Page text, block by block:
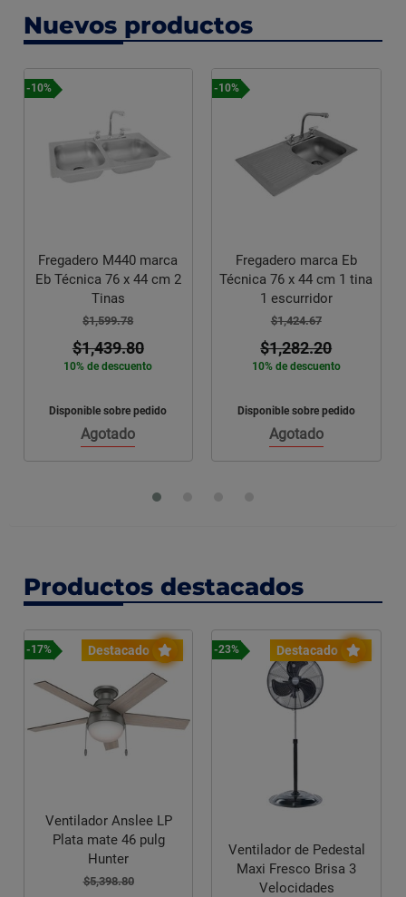
Nuevos productos
-10%
Fregadero M440 marca
Eb Técnica 76 x 44 cm 2
Tinas
$1,599.78
$1,439.80
10% de descuento
Disponible sobre pedido
Agotado
-10%
Fregadero marca Eb
Técnica 76 x 44 cm 1 tina
1 escurridor
$1,424.67
$1,282.20
10% de descuento
Disponible sobre pedido
Agotado
Productos destacados
Destacado
-17%
Ventilador Anslee LP
Plata mate 46 pulg
Hunter
$5,398.80
Destacado
-23%
Ventilador de Pedestal
Maxi Fresco Brisa 3
Velocidades